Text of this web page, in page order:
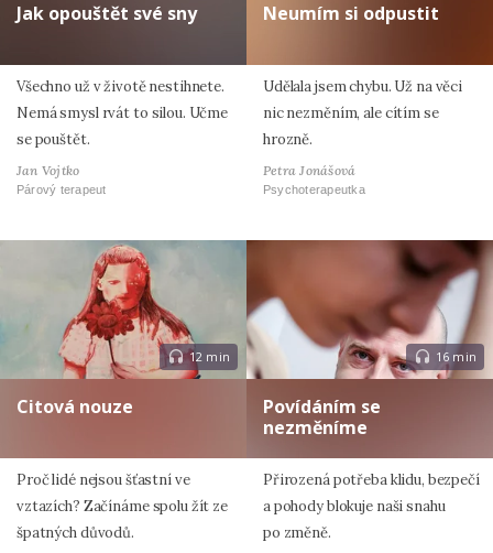
Jak opouštět své sny
Všechno už v životě nestihnete.
Nemá smysl rvát to silou. Učme
se pouštět.
Jan Vojtko
Párový terapeut
Neumím si odpustit
Udělala jsem chybu. Už na věci
nic nezměním, ale cítím se
hrozně.
Petra Jonášová
Psychoterapeutka
12 min
Citová nouze
Proč lidé nejsou šťastní ve
vztazích? Začínáme spolu žít ze
špatných důvodů.
16 min
Povídáním se
nezměníme
Přirozená potřeba klidu, bezpečí
a pohody blokuje naši snahu
po změně.